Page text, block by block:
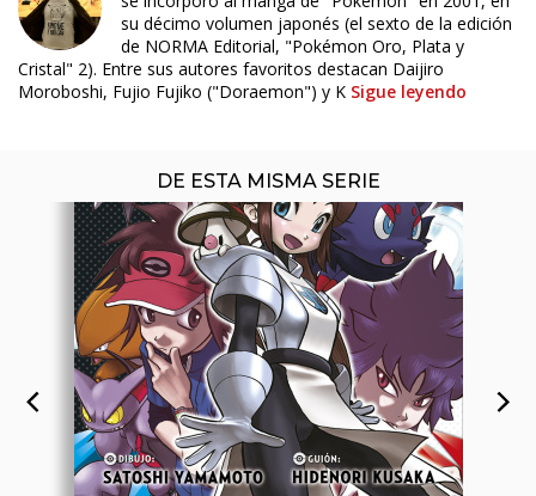
su décimo volumen japonés (el sexto de la edición
de NORMA Editorial, "Pokémon Oro, Plata y
Cristal" 2). Entre sus autores favoritos destacan Daijiro
Moroboshi, Fujio Fujiko ("Doraemon") y K Sigue leyendo
DE ESTA MISMA SERIE